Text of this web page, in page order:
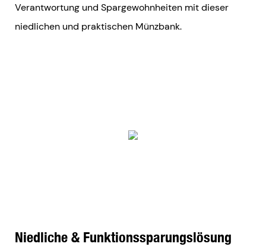
Verantwortung und Spargewohnheiten mit dieser
niedlichen und praktischen Münzbank.
Niedliche & Funktionssparungslösung